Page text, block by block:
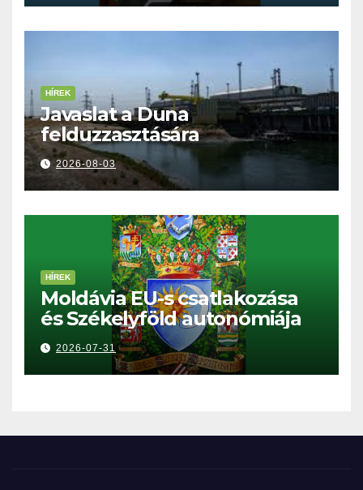
HÍREK
Javaslat a Duna
felduzzasztására
2026-08-03
HÍREK
Moldávia EU-s csatlakozása
és Székelyföld autonómiája
2026-07-31